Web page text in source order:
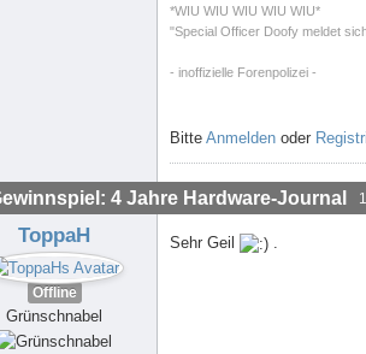
*WIU WIU WIU WIU WIU*
"Special Officer Doofy meldet
- inoffizielle Forenpolizei -
Bitte Anmelden oder
4 Jahre Hardware-Journal
ToppaH
Offline
Grünschnabel
Sehr Geil .